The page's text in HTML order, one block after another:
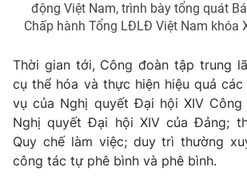
động Việt Nam, trình bày tổng quát
Chấp hành Tổng LĐLĐ Việt Nam khóa
Thời gian tới, Công đoàn tập trung
cụ thể hóa và thực hiện hiệu quả các
vụ của Nghị quyết Đại hội XIV Công
Nghị quyết Đại hội XIV của Đảng;
Quy chế làm việc; duy trì thường
công tác tự phê bình và phê bình.